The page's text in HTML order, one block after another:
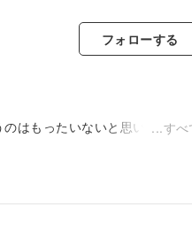
フォローする
はもったいないと思い記録し
すべ